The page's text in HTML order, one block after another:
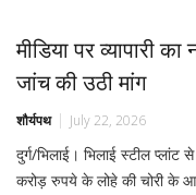
मीडिया पर व्यापारी
जांच की उठी मांग
शौर्यपथ July 22, 2026
दुर्ग/भिलाई। भिलाई स्टील
करोड़ रुपये के लोहे की चोरी के